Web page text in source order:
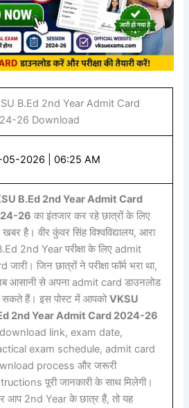
B.Ed 2nd Year Admit Card
26 Download
05-2026 | 06:25 AM
B.Ed 2nd Year Admit Card
26 का इंतजार कर रहे छात्रों के लिए
खबर है। वीर कुंवर सिंह विश्वविद्यालय, आरा
2nd Year परीक्षा के लिए admit
जारी। जिन छात्रों ने परीक्षा फॉर्म भरा था,
आसानी से अपना admit card डाउनलोड
हैं। इस पोस्ट में आपकोVKSU
2nd Year Admit Card 2024-26
link, exam date,
exam schedule, admit card
process और जरूरी
पूरी जानकारी के साथ मिलेगी।
आप 2nd Year के छात्र हैं, तो यह